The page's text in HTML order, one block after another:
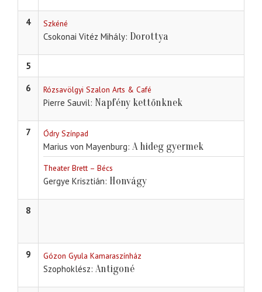
4 Szkéné
Csokonai Vitéz Mihály Dorottya
5
6
Rózsavölgyi Szalon Arts & Café
Pierre Sauvil Napfény kettőnknek
7 Ódry Színpad
Marius von Mayenburg A hideg gyermek
Theater Brett – Bécs
Gergye Krisztián Honvágy
8
9 Gózon Gyula Kamaraszínház
Szophoklész Antigoné